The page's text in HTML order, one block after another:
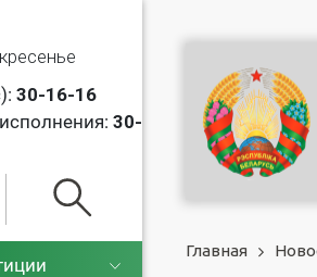
30-16-16
30-
Главная